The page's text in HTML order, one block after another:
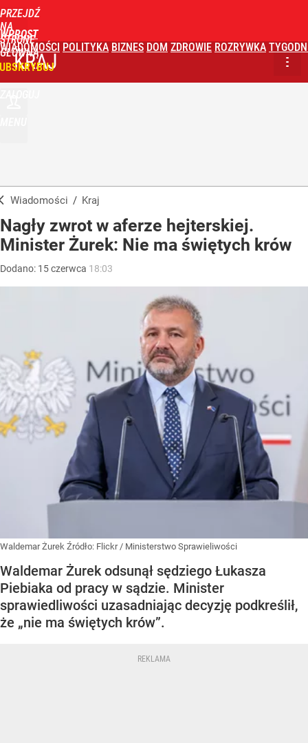
PRZEJDŹ
NA
STRONĘ
GŁÓWNĄ
WPROST
WIADOMOŚCI POLITYKA BIZNES DOM ZDROWIE ROZRYWKA
KRAJ
Wiadomości / Kraj
Nagły zwrot w aferze hejterskiej.
Minister Żurek: Nie ma świętych krów
Dodano: 15czerwca 18:03
Waldemar Żurek Źródło: Flickr/ Ministerstwo Sprawieliwości
Waldemar Żurek odsunął sędziego Łukasza
Piebiaka od pracy w sądzie. Minister
sprawiedliwości uzasadniając decyzję podkreślił,
że „nie ma świętych krów”.